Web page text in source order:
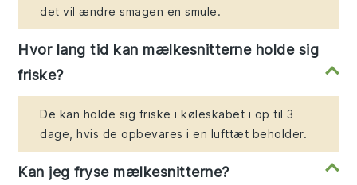
det vil ændre smagen en smule.
Hvor lang tid kan mælkesnitterne holde sig
friske?
De kan holde sig friske i køleskabet i op til 3
dage, hvis de opbevares i en lufttæt beholder.
Kan jeg fryse mælkesnitterne?